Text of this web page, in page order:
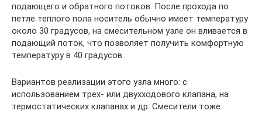
подающего и обратного потоков. После прохода по
петле теплого пола носитель обычно имеет температуру
около 30 градусов, на смесительном узле он вливается в
подающий поток, что позволяет получить комфортную
температуру в 40 градусов.
Вариантов реализации этого узла много: с
использованием трех- или двухходового клапана, на
термостатических клапанах и др. Смесители тоже